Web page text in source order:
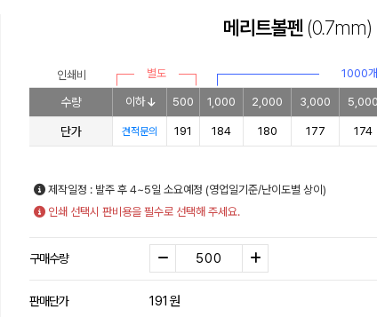
메리트볼펜 (0.7mm)
인쇄비 별도 1000
수량 이하 500 1,000 2,000 3,000 5,000
단가 견적문의 191 184 180 177 174
제작일정 : 발주 후 4~5일 소요예정 (영업일기준/난이도별 상이)
인쇄 선택시 판비용을 필수로 선택해 주세요.
구매수량
판매단가 191 원